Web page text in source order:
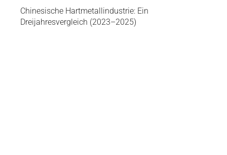
Chinesische Hartmetallindustrie: Ein
Dreijahresvergleich (2023–2025)